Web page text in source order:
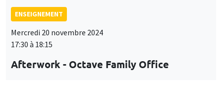
ENSEIGNEMENT
Mercredi 20 novembre 2024
17:30 à 18:15
Afterwork - Octave Family Office